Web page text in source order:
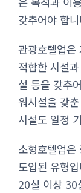
갖추어야 합
관광호텔업은
적합한 시설과
설 등을 갖추
워시설을 갖
시설도 일정
소형호텔업은
도입된 유형
20실 이상 30